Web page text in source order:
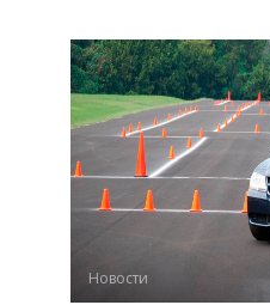
Новости